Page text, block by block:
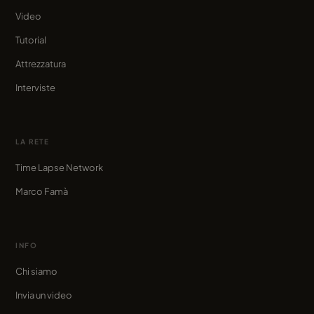
Video
Tutorial
Attrezzatura
Interviste
LA RETE
Time Lapse Network
Marco Famà
INFO
Chi siamo
Invia un video